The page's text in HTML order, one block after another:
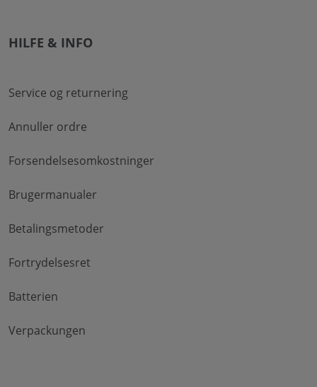
HILFE & INFO
Service og returnering
Annuller ordre
Forsendelsesomkostninger
Brugermanualer
Betalingsmetoder
Fortrydelsesret
Batterien
Verpackungen